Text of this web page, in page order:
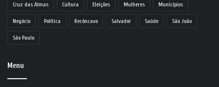
Cruz das Almas Cultura Eleições Mulheres Municípios
Negócio Política Recôncavo Salvador Saúde São João
São Paulo
Menu